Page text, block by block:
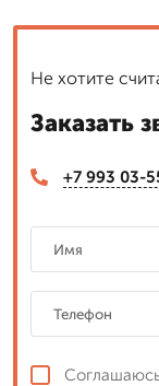
Не хотите
Заказать
+7 993 03-